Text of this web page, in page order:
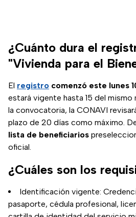
¿Cuánto dura el
"Vivienda para el
El registro comenzó este lunes
estará vigente hasta 15 del mismo
la convocatoria, la CONAVI
plazo de 20 días como máximo.
lista de beneficiarios
oficial.
¿Cuáles son los
Identificación vigente:
pasaporte, cédula profesional,